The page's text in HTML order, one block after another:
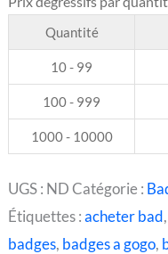
Quantité
10 - 99
100 - 999
1000 - 10000
UGS : NDCatégorie :
Étiquettes :acheter bad,
badges, badges a gogo,